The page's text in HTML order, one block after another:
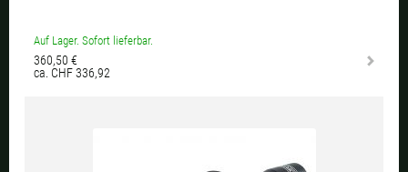
Auf Lager. Sofort lieferbar.
360,50 €
ca. CHF 336,92